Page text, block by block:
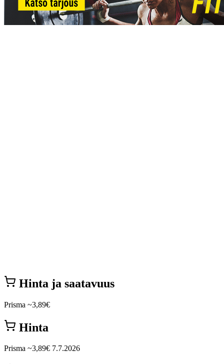
Hinta ja saatavuus
Prisma ~3,89€
Hinta
Prisma ~3,89€ 7.7.2026